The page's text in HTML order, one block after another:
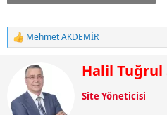
T
e
l
e
Mehmet AKDEMİR
Y
a
z
Halil Tuğrul
Site Yöneticisi